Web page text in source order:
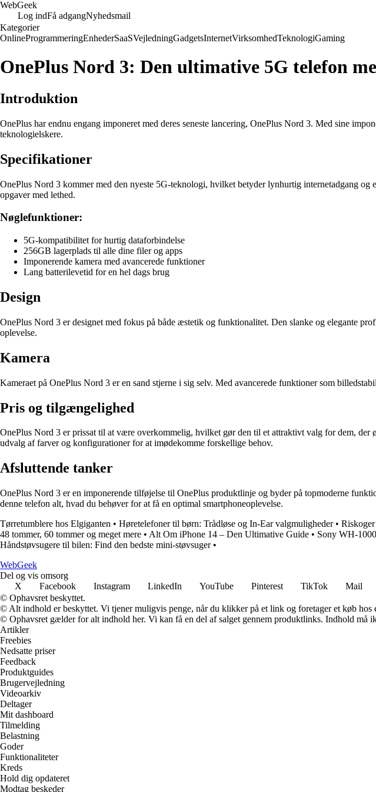
WebGeek
Log indFå adgangNyhedsmail
Kategorier
OnlineProgrammeringEnhederSaaSVejledningGadgetsInternetVirksomhedTeknologiGaming
OnePlus Nord 3: Den ultimative 5G telefon
Introduktion
OnePlus har endnu engang imponeret med deres seneste lancering, OnePlus Nord 3. Med sine
teknologielskere.
Specifikationer
OnePlus Nord 3 kommer med den nyeste 5G-teknologi, hvilket betyder lynhurtig internetadgang
opgaver med lethed.
Nøglefunktioner:
5G-kompatibilitet for hurtig dataforbindelse
256GB lagerplads til alle dine filer og apps
Imponerende kamera med avancerede funktioner
Lang batterilevetid for en hel dags brug
Design
OnePlus Nord 3 er designet med fokus på både æstetik og funktionalitet. Den slanke og elegante
oplevelse.
Kamera
Kameraet på OnePlus Nord 3 er en sand stjerne i sig selv. Med avancerede funktioner som
Pris og tilgængelighed
OnePlus Nord 3 er prissat til at være overkommelig, hvilket gør den til et attraktivt valg for dem,
udvalg af farver og konfigurationer for at imødekomme forskellige behov.
Afsluttende tanker
OnePlus Nord 3 er en imponerende tilføjelse til OnePlus produktlinje og byder på topmoderne
denne telefon alt, hvad du behøver for at få en optimal smartphoneoplevelse.
Tørretumblere hos Elgiganten • Høretelefoner til børn: Trådløse og In-Ear valgmuligheder•
48 tommer, 60 tommer og meget mere • Alt Om iPhone 14 – Den Ultimative Guide • Sony WH-
Håndstøvsugere til bilen: Find den bedste mini-støvsuger•
WebGeek
Del og vis omsorg
X
Facebook Instagram LinkedIn YouTube Pinterest TikTok Mail
© Ophavsret beskyttet.
© Alt indhold er beskyttet. Vi tjener muligvis penge, når du klikker på et link og foretager et køb hos
© Ophavsret gælder for alt indhold her. Vi kan få en del af salget gennem produktlinks. Indhold må
Artikler
Freebies
Nedsatte priser
Feedback
Produktguides
Brugervejledning
Videoarkiv
Deltager
Mit dashboard
Tilmelding
Belastning
Goder
Funktionaliteter
Kreds
Hold dig opdateret
Modtag beskeder